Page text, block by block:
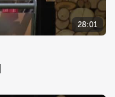
28:01